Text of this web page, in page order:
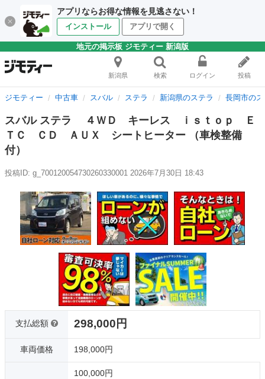
アプリならお得な情報を見逃さない！
インストール アプリで開く
地元の掲示板 ジモティー 新潟版
新潟県 検索 ログイン 投稿
ジモティー 中古車 スバル ステラ 新潟県のステラ 長岡市の
スバル ステラ ４ＷＤ キーレス ｉｓｔｏｐ Ｅ
ＴＣ ＣＤ ＡＵＸ シートヒーター （車検整備
付）
投稿ID: g_700120054730260330001 2026年7月30日 18:43
支払総額 298,000円
車両価格 198,000円
100,000円